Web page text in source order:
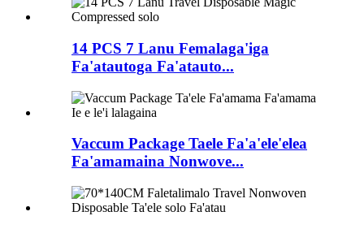
14 PCS 7 Lanu Femalaga'iga
Fa'atautoga Fa'atauto...
Vaccum Package Taele Fa'a'ele'elea
Fa'amamaina Nonwove...